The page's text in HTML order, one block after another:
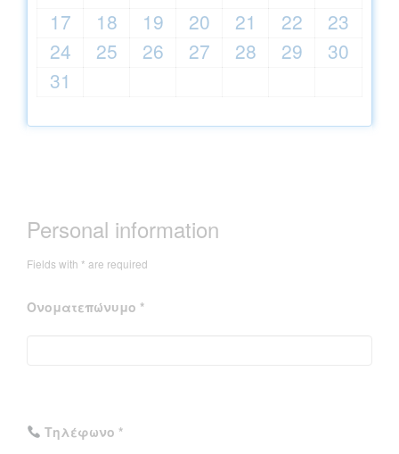
17
18 19 20 21 22
23
24
25 26 27 28 29
30
31
Personal information
Fields with * are required
Ονοματεπώνυμο *
Τηλέφωνο *